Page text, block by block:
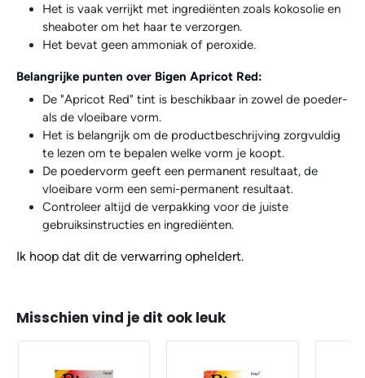
Het is vaak verrijkt met ingrediënten zoals kokosolie en
sheaboter om het haar te verzorgen.
Het bevat geen ammoniak of peroxide.
Belangrijke punten over Bigen Apricot Red:
De "Apricot Red" tint is beschikbaar in zowel de poeder-
als de vloeibare vorm.
Het is belangrijk om de productbeschrijving zorgvuldig
te lezen om te bepalen welke vorm je koopt.
De poedervorm geeft een permanent resultaat, de
vloeibare vorm een semi-permanent resultaat.
Controleer altijd de verpakking voor de juiste
gebruiksinstructies en ingrediënten.
Ik hoop dat dit de verwarring opheldert.
Misschien vind je dit ook leuk